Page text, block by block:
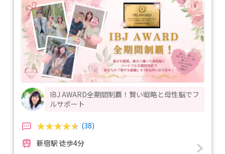
IBJ AWARD全期間制覇！賢い戦略と母性脳でフ
ルサポート
(38)
新宿駅 徒歩4分